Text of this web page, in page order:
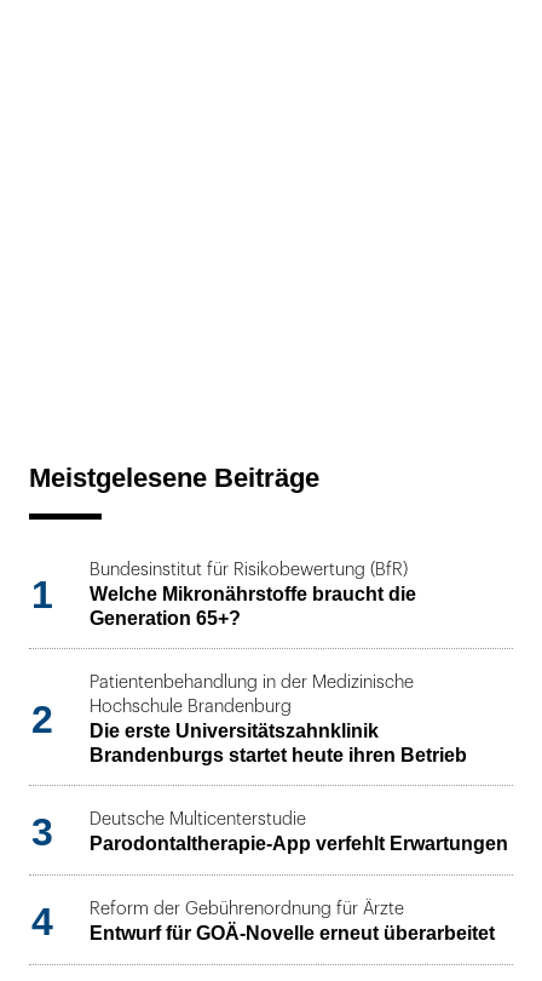
Meistgelesene Beiträge
1
Bundesinstitut für Risikobewertung (BfR)
Welche Mikronährstoffe braucht die
Generation 65+?
2
Patientenbehandlung in der Medizinische
Hochschule Brandenburg
Die erste Universitätszahnklinik
Brandenburgs startet heute ihren Betrieb
3 Deutsche Multicenterstudie
Parodontaltherapie-App verfehlt Erwartungen
4 Reform der Gebührenordnung für Ärzte
Entwurf für GOÄ-Novelle erneut überarbeitet